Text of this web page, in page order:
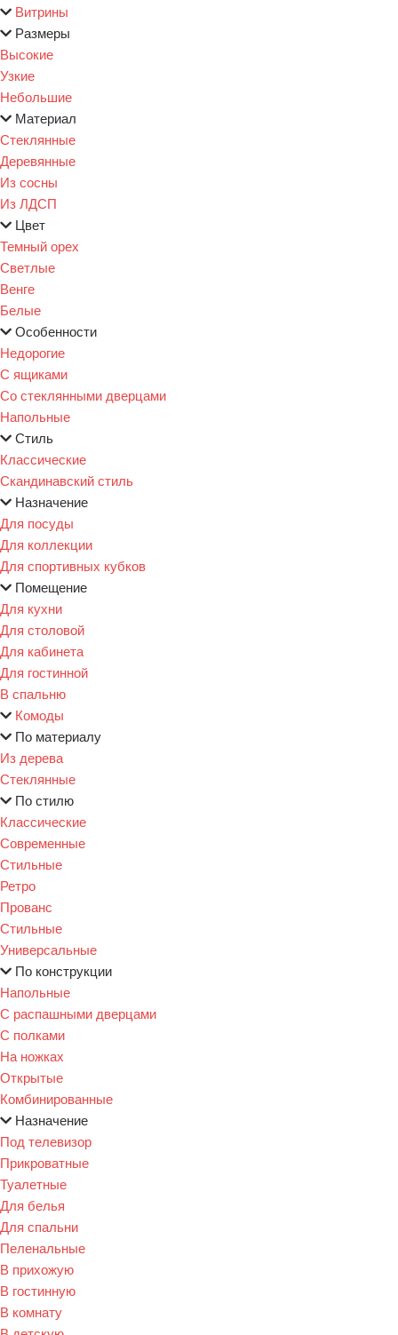
Витрины
Размеры
Высокие
Узкие
Небольшие
Материал
Стеклянные
Деревянные
Из сосны
Из ЛДСП
Цвет
Темный орех
Светлые
Венге
Белые
Особенности
Недорогие
С ящиками
Со стеклянными дверцами
Напольные
Стиль
Классические
Скандинавский стиль
Назначение
Для посуды
Для коллекции
Для спортивных кубков
Помещение
Для кухни
Для столовой
Для кабинета
Для гостинной
В спальню
Комоды
По материалу
Из дерева
Стеклянные
По стилю
Классические
Современные
Стильные
Ретро
Прованс
Стильные
Универсальные
По конструкции
Напольные
С распашными дверцами
С полками
На ножках
Открытые
Комбинированные
Назначение
Под телевизор
Прикроватные
Туалетные
Для белья
Для спальни
Пеленальные
В прихожую
В гостинную
В комнату